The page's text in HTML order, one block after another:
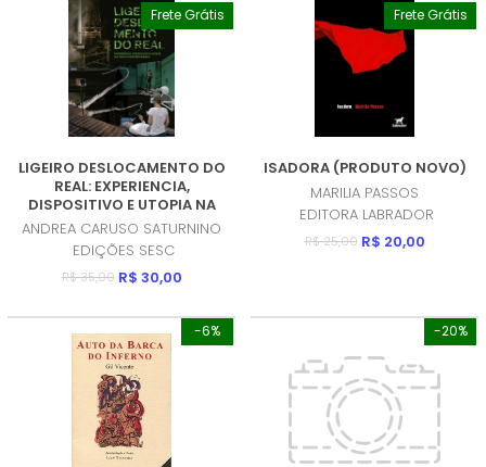
Frete Grátis
LIGEIRO DESLOCAMENTO DO
REAL: EXPERIENCIA,
DISPOSITIVO E UTOPIA NA
CENA CONTEMPORANEA
(PRODUTO USADO - COMO
NOVO)
ANDREA CARUSO SATURNINO
EDIÇÕES SESC
R$ 35,00 R$ 30,00
Frete Grátis
ISADORA (PRODUTO NOVO)
MARILIA PASSOS
EDITORA LABRADOR
R$ 25,00 R$ 20,00
-6% -20%